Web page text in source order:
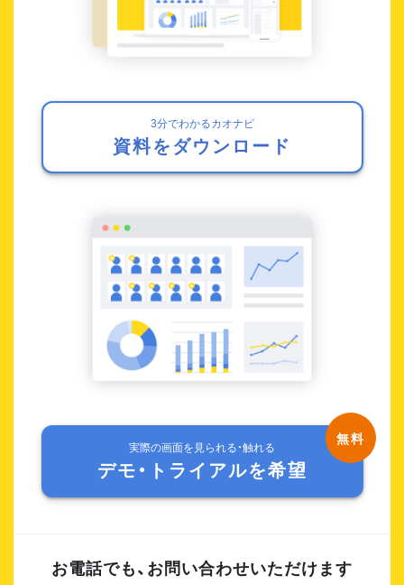
3分でわかるカオナビ
資料をダウンロード
実際の画面を見られる・触れる
デモ・トライアルを希望
お電話でも、お問い合わせいただけます